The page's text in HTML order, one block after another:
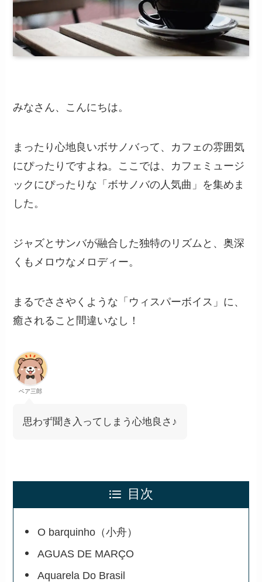
みなさん、こんにちは。
まったり心地良いボサノバって、カフェの雰囲気
にぴったりですよね。ここでは、カフェミュージ
ックにぴったりな「ボサノバの人気曲」を集めま
した。
ジャズとサンバが融合した独特のリズムと、奥深
くもメロウなメロディー。
まるでささやくような「ウィスパーボイス」に、
癒されること間違いなし！
ベア三郎
思わず聞き入ってしまう心地良さ♪
目次
O barquinho（小舟）
AGUAS DE MARÇO
Aquarela Do Brasil